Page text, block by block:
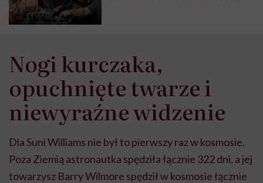
Nogi kurczaka,
opuchnięte twarze i
niewyraźne widzenie
Dla Suni Williams nie był to pierwszy raz w kosmosie.
Poza Ziemią astronautka spędziła łącznie 322 dni, a jej
towarzysz Barry Wilmore spędził w kosmosie łącznie